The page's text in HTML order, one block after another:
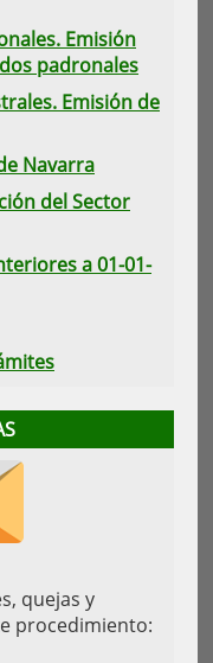
Emisión
padronales
Emisión de
Navarra
del Sector
a 01-01-
quejas y
procedimiento: